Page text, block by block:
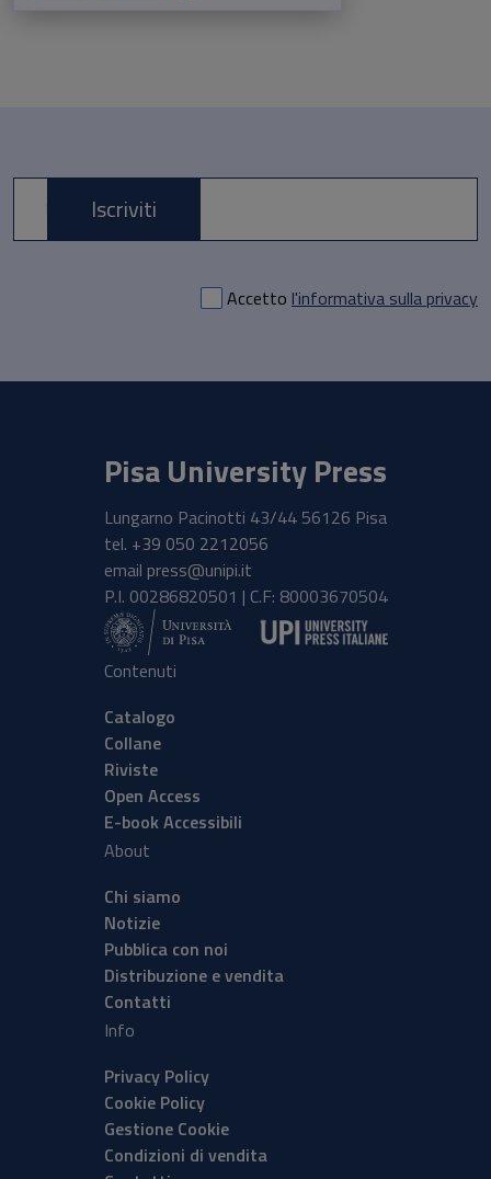
E-mail *
Accetto l'informativa sulla privacy
Iscriviti
Pisa University Press
Lungarno Pacinotti 43/44 56126 Pisa
tel. +39 050 2212056
email press@unipi.it
P.I. 00286820501 | C.F: 80003670504
Contenuti
Catalogo
Collane
Riviste
Open Access
E-book Accessibili
About
Chi siamo
Notizie
Pubblica con noi
Distribuzione e vendita
Contatti
Info
Privacy Policy
Cookie Policy
Gestione Cookie
Condizioni di vendita